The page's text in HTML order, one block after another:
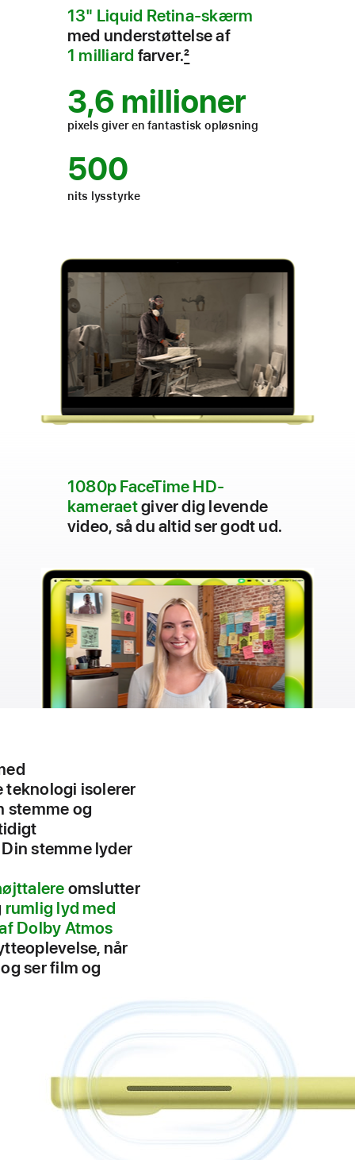
13" Liquid Retina-skærm
med under­støttelse af
1 milliard farver.2
3,6 millioner
pixels giver en fantastisk opløsning
500
nits lysstyrke
1080p FaceTime HD-
kameraetgiver dig levende
video, så du altid ser godt ud.
teknologi isolerer
stemme og
stemme lyder
omslutter
rumlig lyd med
Dolby Atmos
når
ser film og